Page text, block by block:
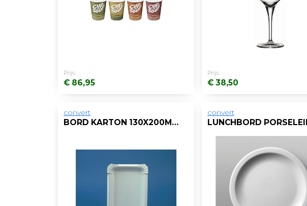
Prijs:
€ 86,95
Prijs:
€ 38,50
convert
BORD KARTON 130X200MM/DS4X250
convert